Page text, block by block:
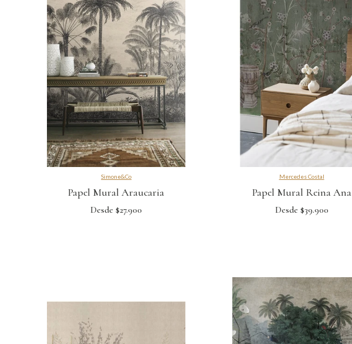
Simone&Co
Papel Mural Araucaria
Desde $27.900
Mercedes Costal
Papel Mural Reina Ana
Desde $39.900